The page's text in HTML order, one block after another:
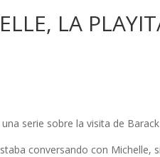
LA
serie sobre la visita de
conversando con Michelle,